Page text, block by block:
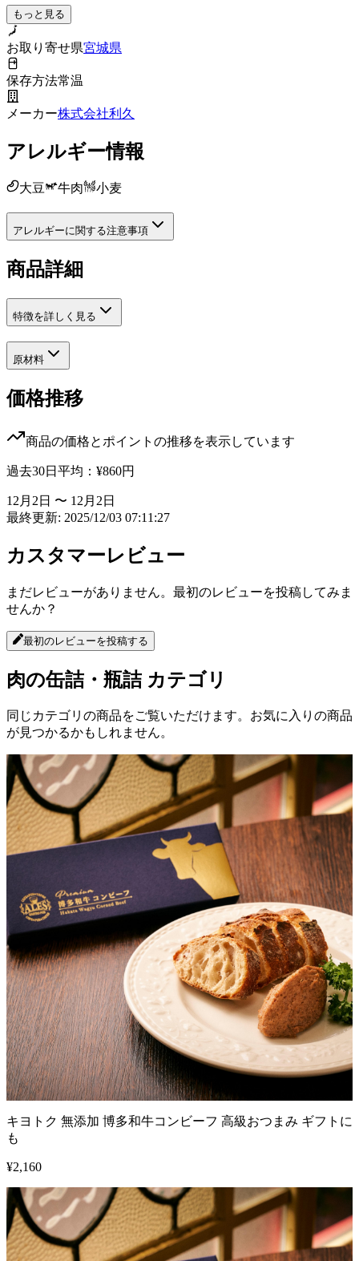
もっと見る
お取り寄せ県宮城県
保存方法常温
メーカー株式会社利久
アレルギー情報
大豆 牛肉 小麦
アレルギーに関する注意事項
商品詳細
特徴を詳しく見る
原材料
価格推移
商品の価格とポイントの推移を表示しています
過去30日平均： ¥860円
12月2日 〜 12月2日
最終更新: 2025/12/03 07:11:27
カスタマーレビュー
まだレビューがありません。最初のレビューを投稿してみま
せんか？
最初のレビューを投稿する
肉の缶詰・瓶詰 カテゴリ
同じカテゴリの商品をご覧いただけます。お気に入りの商品
が見つかるかもしれません。
キヨトク 無添加 博多和牛コンビーフ 高級おつまみ ギフトに
も
¥2,160